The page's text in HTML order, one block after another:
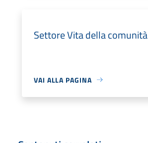
Settore Vita della comunità
VAI ALLA PAGINA